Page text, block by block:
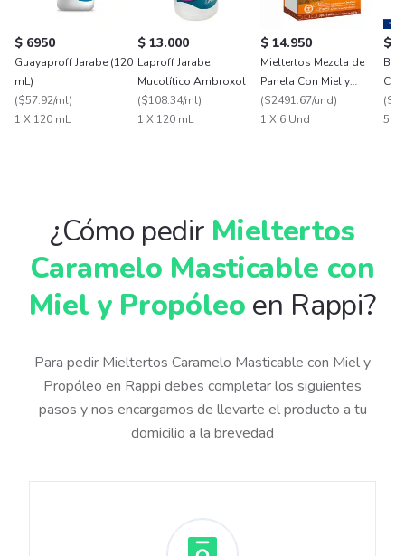
$ 6950
Guayaproff Jarabe (120
mL)
($57.92/ml)
1 X 120 mL
$ 13.000
Laproff Jarabe
Mucolítico Ambroxol
($108.34/ml)
1 X 120 mL
$ 14.950
Mieltertos Mezcla de
Panela Con Miel y
Jengibre Día Sabor
Naranja
($2491.67/und)
1 X 6 Und
$
(
5
¿Cómo pedir Mieltertos
Caramelo Masticable con
Miel y Propóleo en Rappi?
Para pedir Mieltertos Caramelo Masticable con Miel y
Propóleo en Rappi debes completar los siguientes
pasos y nos encargamos de llevarte el producto a tu
domicilio a la brevedad